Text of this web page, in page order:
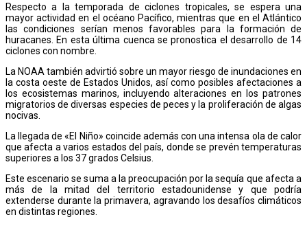
Respecto a la temporada de ciclones tropicales, se espera una
mayor actividad en el océano Pacífico, mientras que en el Atlántico
las condiciones serían menos favorables para la formación de
huracanes. En esta última cuenca se pronostica el desarrollo de 14
ciclones con nombre.
La NOAA también advirtió sobre un mayor riesgo de inundaciones en
la costa oeste de Estados Unidos, así como posibles afectaciones a
los ecosistemas marinos, incluyendo alteraciones en los patrones
migratorios de diversas especies de peces y la proliferación de algas
nocivas.
La llegada de «El Niño» coincide además con una intensa ola de calor
que afecta a varios estados del país, donde se prevén temperaturas
superiores a los 37 grados Celsius.
Este escenario se suma a la preocupación por la sequía que afecta a
más de la mitad del territorio estadounidense y que podría
extenderse durante la primavera, agravando los desafíos climáticos
en distintas regiones.